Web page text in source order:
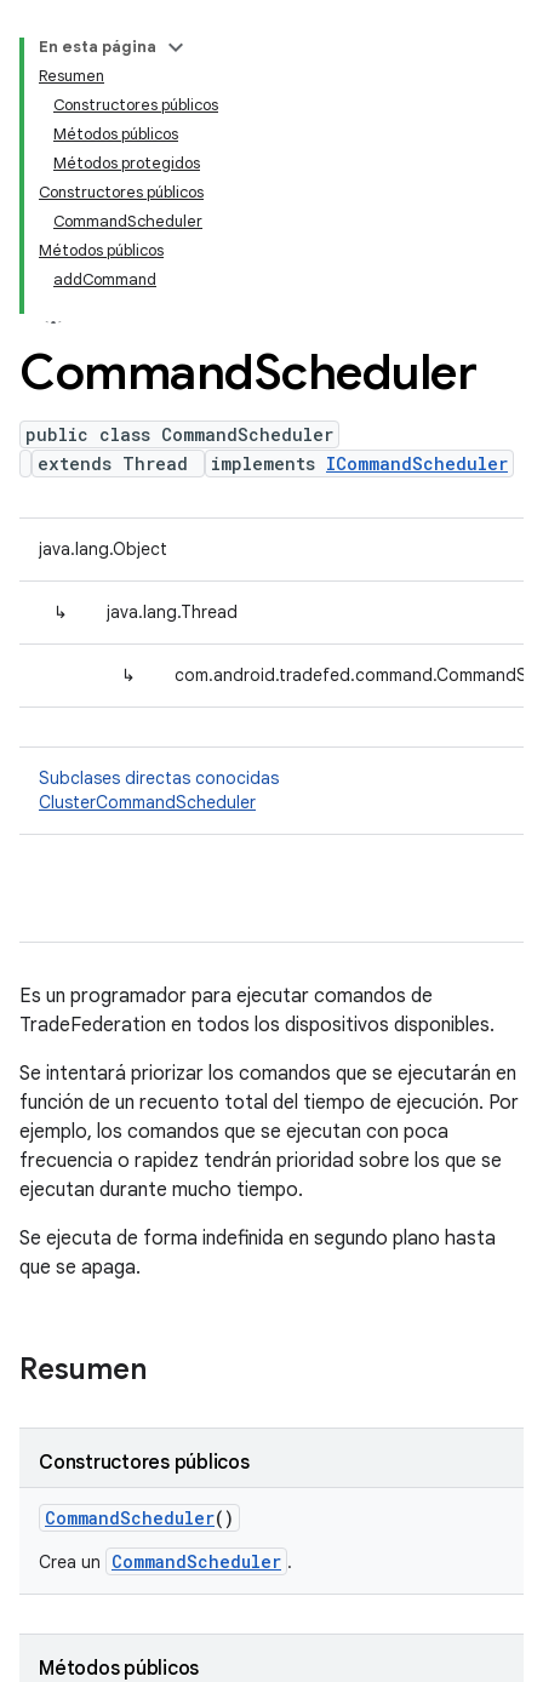
En esta página
Resumen
Constructores públicos
Métodos públicos
Métodos protegidos
Constructores públicos
CommandScheduler
Métodos públicos
addCommand
CommandScheduler
public class CommandScheduler
extends Thread
implements ICommandScheduler
java.lang.Object
↳ java.lang.Thread
↳
Subclases directas conocidas
ClusterCommandScheduler
Es un programador para ejecutar comandos de
TradeFederation en todos los dispositivos disponibles.
Se intentará priorizar los comandos que se ejecutarán en
función de un recuento total del tiempo de ejecución. Por
ejemplo, los comandos que se ejecutan con poca
frecuencia o rapidez tendrán prioridad sobre los que se
ejecutan durante mucho tiempo.
Se ejecuta de forma indefinida en segundo plano hasta
que se apaga.
Resumen
Constructores públicos
CommandScheduler()
Crea un CommandScheduler .
Métodos públicos